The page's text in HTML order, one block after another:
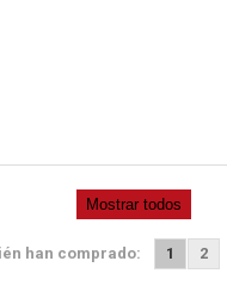
Mostrar todos
han comprado: 1
2